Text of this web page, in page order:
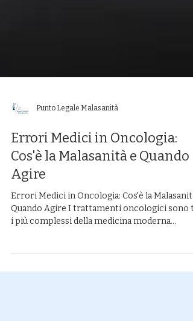
Punto Legale Malasanità
Errori Medici in Oncologia:
Cos'è la Malasanità e Quando
Agire
Errori Medici in Oncologia: Cos'è la Malasanità